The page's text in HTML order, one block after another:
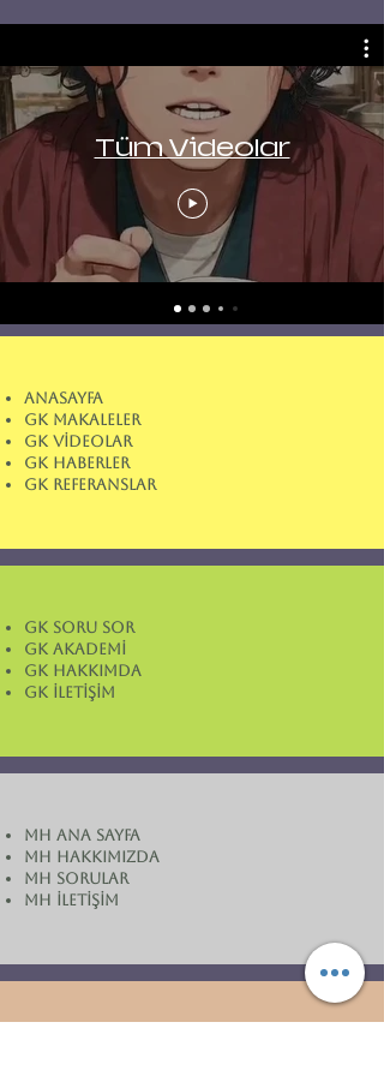
Tüm Videolar
ANASAYFA
GK MAKALELER
GK VİDEOLAR
GK HABERLER
GK REFERANSLAR
GK SORU SOR
GK AKADEMİ
GK HAKKIMDA
GK İLETİŞİM
MH ANA SAYFA
MH HAKKIMIZDA
MH SORULAR
MH İLETİŞİM